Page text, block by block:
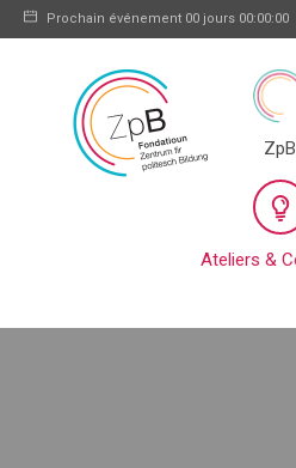
Prochain événement 00 jours 00:00:00
ZpB
Ateliers &